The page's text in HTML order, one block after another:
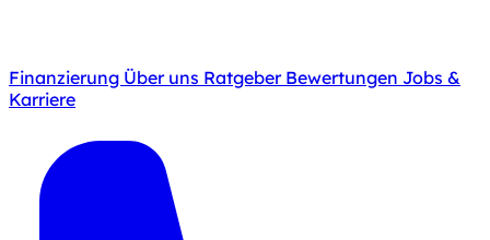
Finanzierung Über uns Ratgeber Bewertungen Jobs &
Karriere